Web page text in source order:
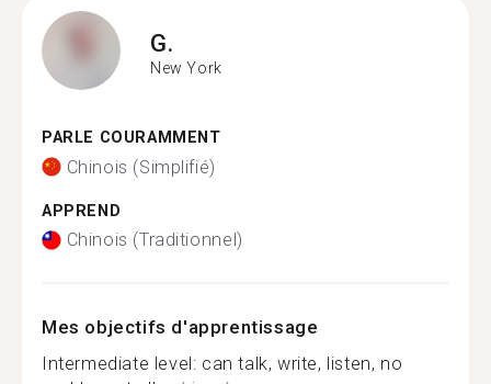
G.
New York
PARLE COURAMMENT
Chinois (Simplifié)
APPREND
Chinois (Traditionnel)
Mes objectifs d'apprentissage
Intermediate level: can talk, write, listen, no